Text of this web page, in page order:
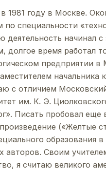
1981 году в Москве.
по специальности
деятельность начинал
долгое время работал
предприятии
начальника
с отличием
им. К. Э.
Писать пробовал
(«Желтые
образования
авторов. Своим
я считаю великого